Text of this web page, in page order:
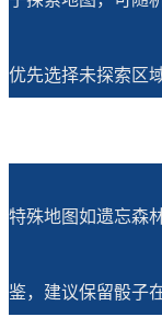
优先选择未探索区
特殊地图如遗忘森
鉴，建议保留骰子